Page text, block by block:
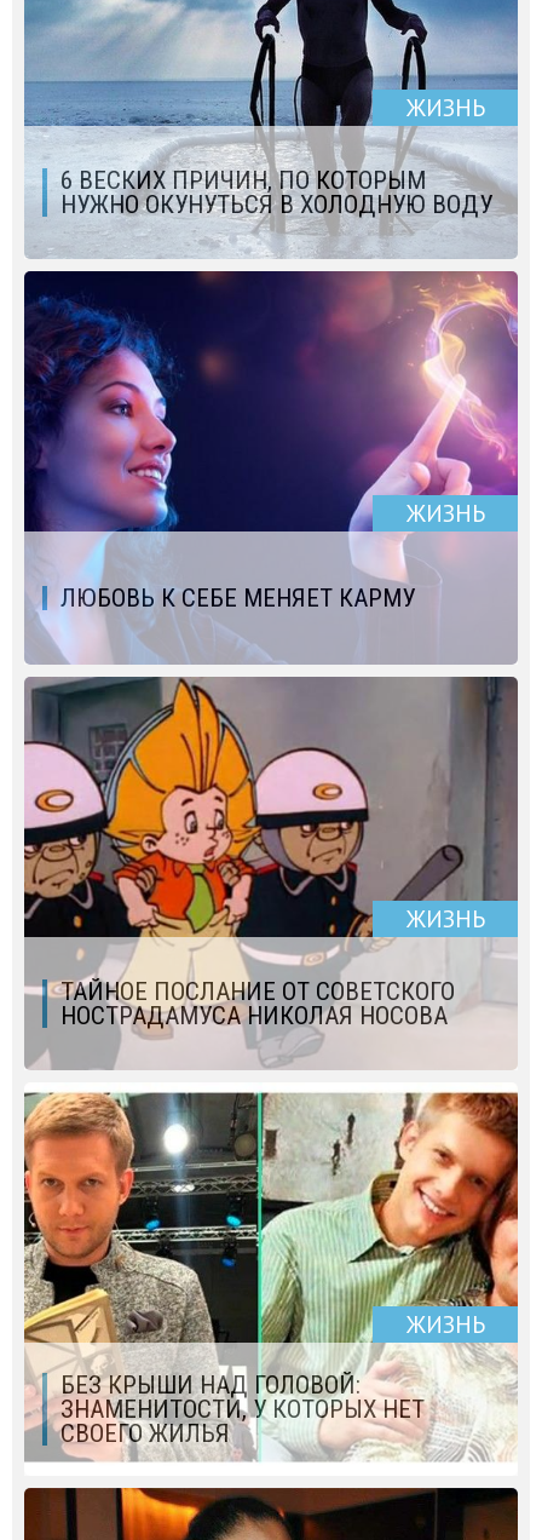
ЖИЗНЬ
6 ВЕСКИХ ПРИЧИН, ПО КОТОРЫМ
НУЖНО ОКУНУТЬСЯ В ХОЛОДНУЮ ВОДУ
ЖИЗНЬ
ЛЮБОВЬ К СЕБЕ МЕНЯЕТ КАРМУ
ЖИЗНЬ
ТАЙНОЕ ПОСЛАНИЕ ОТ СОВЕТСКОГО
НОСТРАДАМУСА НИКОЛАЯ НОСОВА
ЖИЗНЬ
БЕЗ КРЫШИ НАД ГОЛОВОЙ:
ЗНАМЕНИТОСТИ, У КОТОРЫХ НЕТ
СВОЕГО ЖИЛЬЯ